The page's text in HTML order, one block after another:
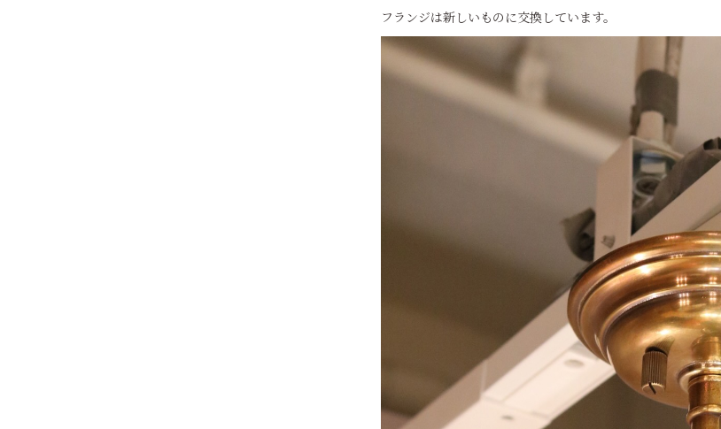
フランジは新しいものに交換しています。